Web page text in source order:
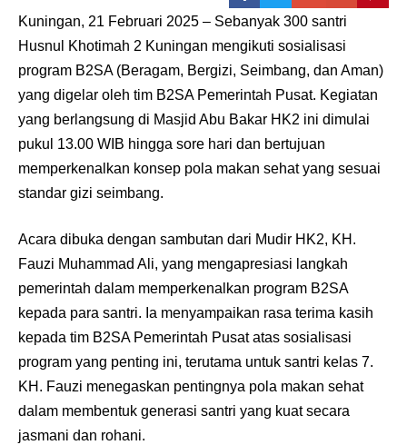
Kuningan, 21 Februari 2025 – Sebanyak 300 santri
Husnul Khotimah 2 Kuningan mengikuti sosialisasi
program B2SA (Beragam, Bergizi, Seimbang, dan Aman)
yang digelar oleh tim B2SA Pemerintah Pusat. Kegiatan
yang berlangsung di Masjid Abu Bakar HK2 ini dimulai
pukul 13.00 WIB hingga sore hari dan bertujuan
memperkenalkan konsep pola makan sehat yang sesuai
standar gizi seimbang.
Acara dibuka dengan sambutan dari Mudir HK2, KH.
Fauzi Muhammad Ali, yang mengapresiasi langkah
pemerintah dalam memperkenalkan program B2SA
kepada para santri. Ia menyampaikan rasa terima kasih
kepada tim B2SA Pemerintah Pusat atas sosialisasi
program yang penting ini, terutama untuk santri kelas 7.
KH. Fauzi menegaskan pentingnya pola makan sehat
dalam membentuk generasi santri yang kuat secara
jasmani dan rohani.